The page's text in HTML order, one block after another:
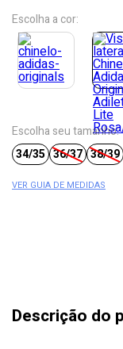
Escolha a cor:
Escolha seu tamanho:
34/35 36/37 38/39
VER GUIA DE MEDIDAS
Descrição do